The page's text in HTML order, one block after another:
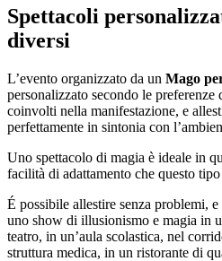
Spettacoli
diversi
L’evento organizzato da un Mago
personalizzato secondo le
coinvolti nella manifestazione, e
perfettamente in sintonia con
Uno spettacolo di magia è ideale in
facilità di adattamento che questo
É possibile allestire senza problemi,
uno show di illusionismo e magia in
teatro, in un’aula scolastica, nel
struttura medica, in un ristorante di